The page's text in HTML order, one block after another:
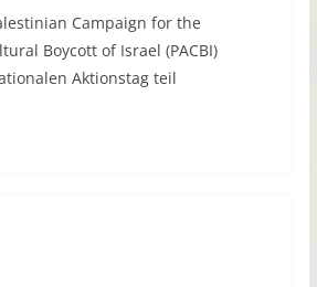
Campaign for the
Boycott of Israel (PACBI)
Aktionstag teil